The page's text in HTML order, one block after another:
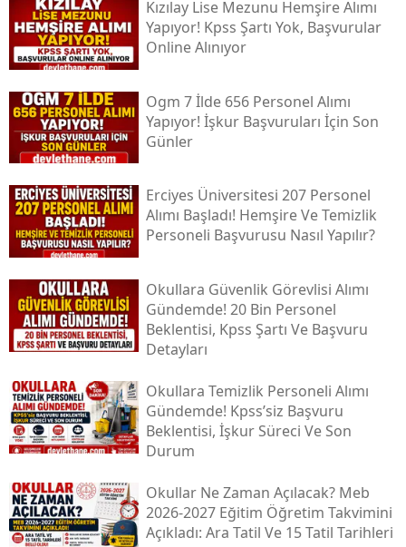
Kızılay Lise Mezunu Hemşire Alımı
Yapıyor! Kpss Şartı Yok, Başvurular
Online Alınıyor
Ogm 7 İlde 656 Personel Alımı
Yapıyor! İşkur Başvuruları İçin Son
Günler
Erciyes Üniversitesi 207 Personel
Alımı Başladı! Hemşire Ve Temizlik
Personeli Başvurusu Nasıl Yapılır?
Okullara Güvenlik Görevlisi Alımı
Gündemde! 20 Bin Personel
Beklentisi, Kpss Şartı Ve Başvuru
Detayları
Okullara Temizlik Personeli Alımı
Gündemde! Kpss’siz Başvuru
Beklentisi, İşkur Süreci Ve Son
Durum
Okullar Ne Zaman Açılacak? Meb
2026-2027 Eğitim Öğretim Takvimini
Açıkladı: Ara Tatil Ve 15 Tatil Tarihleri